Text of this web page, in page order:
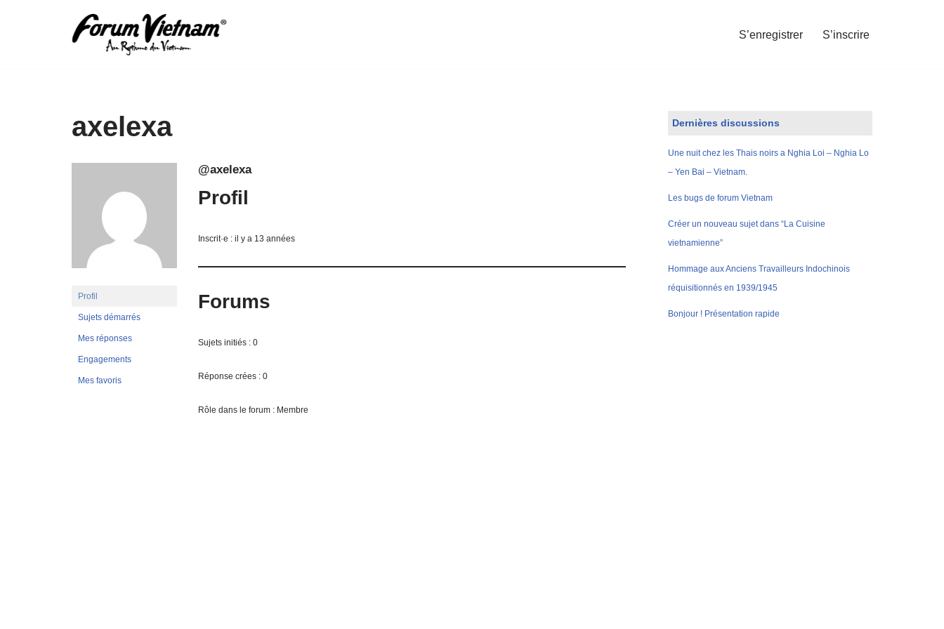
S’enregistrer S’inscrire
axelexa
Profil
Sujets démarrés
Mes réponses
Engagements
Mes favoris
@axelexa
Profil
Inscrit·e : il y a 13 années
Forums
Sujets initiés : 0
Réponse crées : 0
Rôle dans le forum : Membre
Dernières discussions
Une nuit chez les Thais noirs a Nghia Loi – Nghia Lo
– Yen Bai – Vietnam.
Les bugs de forum Vietnam
Créer un nouveau sujet dans “La Cuisine
vietnamienne”
Hommage aux Anciens Travailleurs Indochinois
réquisitionnés en 1939/1945
Bonjour ! Présentation rapide